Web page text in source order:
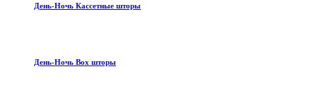
День-Ночь Кассетные шторы
День-Ночь Box шторы